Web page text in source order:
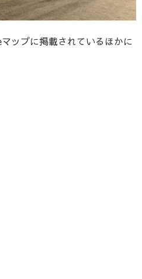
ップに掲載されているほかに